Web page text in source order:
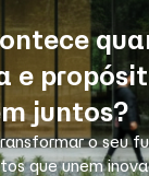
e
juntos?
o seu
que unem